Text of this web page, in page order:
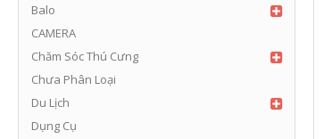
Balo
CAMERA
Chăm Sóc Thú Cưng
Chưa Phân Loại
Du Lịch
Dụng Cụ